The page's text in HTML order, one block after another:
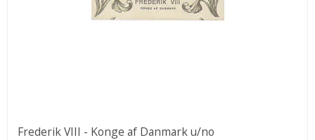
Frederik VIII - Konge af Danmark u/no